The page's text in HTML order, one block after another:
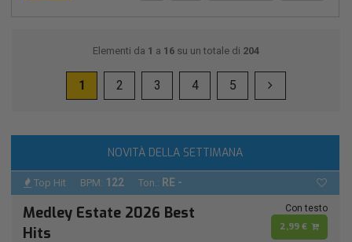
Elementi da 1 a 16 su un totale di 204
1 2 3 4 5
NOVITÀ DELLA SETTIMANA
Top Hit BPM: 122 Ton.: RE -
Medley Estate 2026 Best
Hits
Con testo
2,99 €